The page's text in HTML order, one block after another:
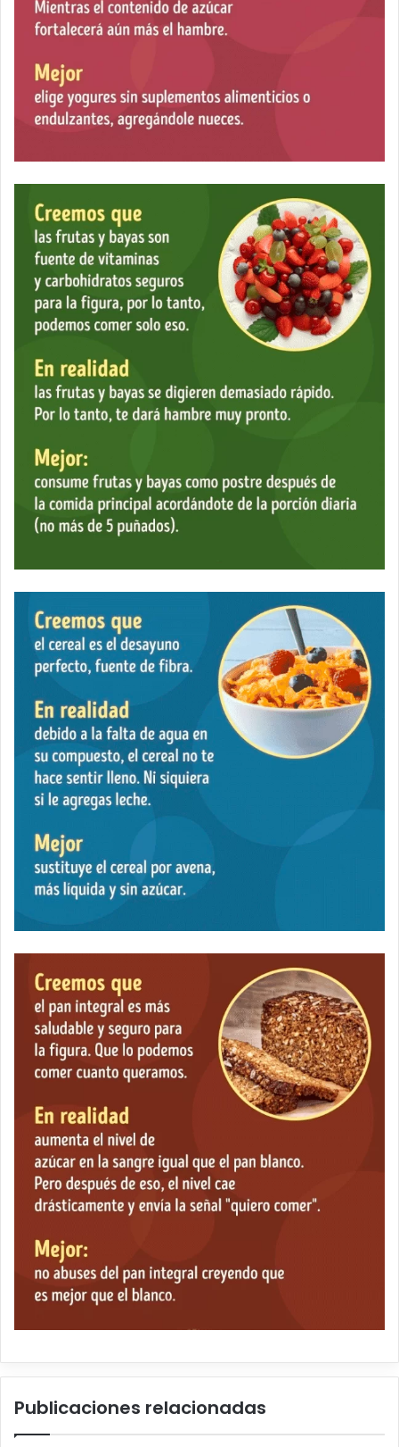
Publicaciones relacionadas